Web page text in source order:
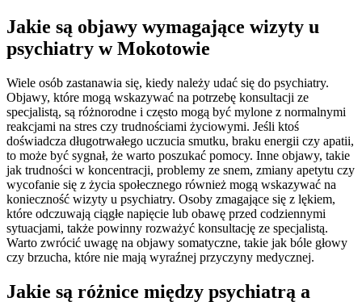
Jakie są objawy wymagające wizyty u
psychiatry w Mokotowie
Wiele osób zastanawia się, kiedy należy udać się do psychiatry.
Objawy, które mogą wskazywać na potrzebę konsultacji ze
specjalistą, są różnorodne i często mogą być mylone z normalnymi
reakcjami na stres czy trudnościami życiowymi. Jeśli ktoś
doświadcza długotrwałego uczucia smutku, braku energii czy apatii,
to może być sygnał, że warto poszukać pomocy. Inne objawy, takie
jak trudności w koncentracji, problemy ze snem, zmiany apetytu czy
wycofanie się z życia społecznego również mogą wskazywać na
konieczność wizyty u psychiatry. Osoby zmagające się z lękiem,
które odczuwają ciągłe napięcie lub obawę przed codziennymi
sytuacjami, także powinny rozważyć konsultację ze specjalistą.
Warto zwrócić uwagę na objawy somatyczne, takie jak bóle głowy
czy brzucha, które nie mają wyraźnej przyczyny medycznej.
Jakie są różnice między psychiatrą a